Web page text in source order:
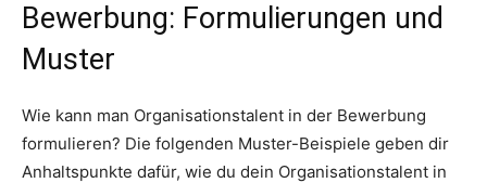
Bewerbung: Formulierungen und
Muster
Wie kann man Organisationstalent in der Bewerbung
formulieren? Die folgenden Muster-Beispiele geben dir
Anhaltspunkte dafür, wie du dein Organisationstalent in